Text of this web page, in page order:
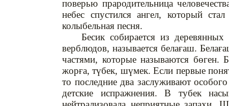
поверью прародительница
небес спустился ангел, который
колыбельная песня.
Бесик собирается из
верблюдов, называется белағаш.
частями, которые называются бөген.
жорға, түбек, шүмек. Если первые
то последние два заслуживают
детские испражнения. В тубек